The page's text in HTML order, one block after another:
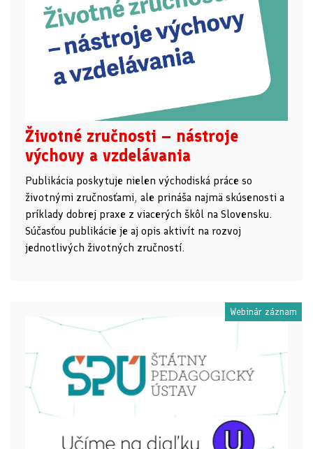
Životné zručnosti – nástroje
výchovy a vzdelávania
Publikácia poskytuje nielen východiská práce so
životnými zručnosťami, ale prináša najmä skúsenosti a
príklady dobrej praxe z viacerých škôl na Slovensku.
Súčasťou publikácie je aj opis aktivít na rozvoj
jednotlivých životných zručností.
Webinár záznam